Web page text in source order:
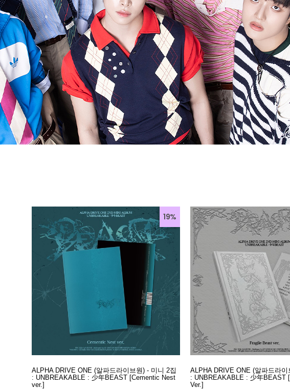
19%
ALPHA DRIVE ONE (알파드라이브원) - 미니 2집
: UNBREAKABLE : 少年BEAST [Cementic Nest
ver.]
ALPHA DRIVE ONE (알파드라이
: UNBREAKABLE : 少年BEAST
Ver.]